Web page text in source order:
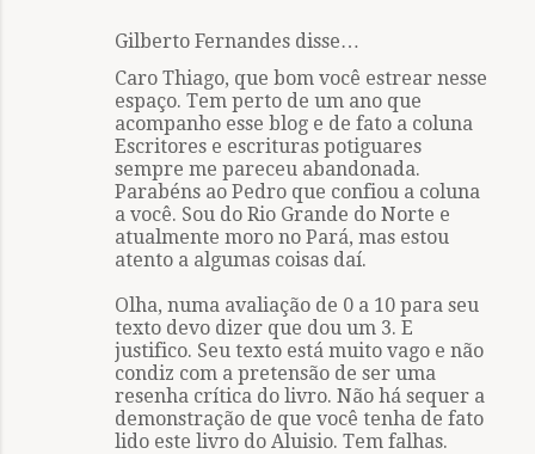
Gilberto Fernandes disse…
Caro Thiago, que bom você estrear nesse
espaço. Tem perto de um ano que
acompanho esse blog e de fato a coluna
Escritores e escrituras potiguares
sempre me pareceu abandonada.
Parabéns ao Pedro que confiou a coluna
a você. Sou do Rio Grande do Norte e
atualmente moro no Pará, mas estou
atento a algumas coisas daí.
Olha, numa avaliação de 0 a 10 para seu
texto devo dizer que dou um 3. E
justifico. Seu texto está muito vago e não
condiz com a pretensão de ser uma
resenha crítica do livro. Não há sequer a
demonstração de que você tenha de fato
lido este livro do Aluisio. Tem falhas.